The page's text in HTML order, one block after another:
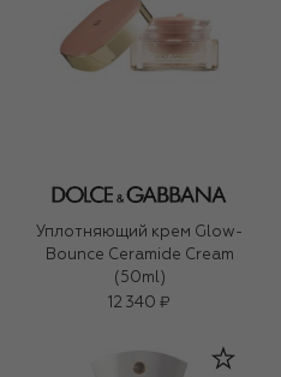
Уплотняющий крем Glow-
Bounce Ceramide Cream
(50ml)
12 340 ₽